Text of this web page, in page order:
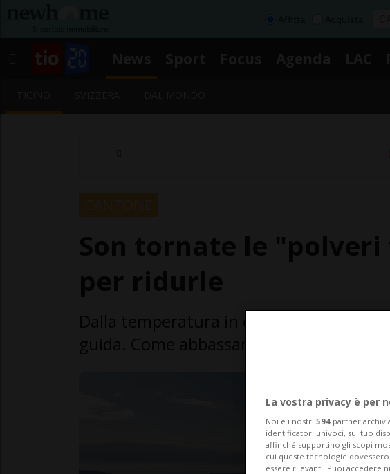
La vostra privacy è per
Noi e i nostri 594 partner
identificatori univoci, sul tuo
affinché supportino gli scopi
cui queste tecnologie
essere rilevanti. Puoi accedere